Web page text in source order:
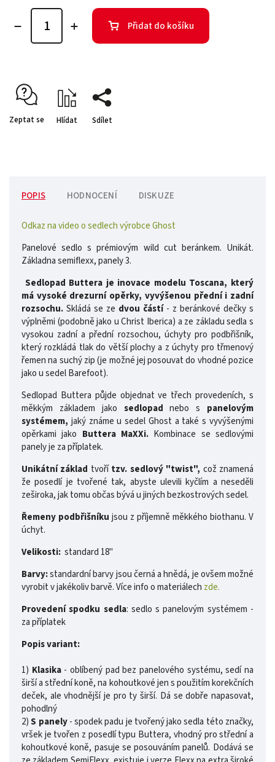
Přidat do košíku
Zeptat se Hlídat Sdílet
POPIS HODNOCENÍ DISKUZE
Odkaz na video o sedlech výrobce Ghost
Panelové sedlo s prémiovým wild cut beránkem. Unikát.
Základna semiflexx, panely 3.
Sedlopad Buttera je inovace modelu Toscana, který
má vysoké drezurní opěrky, vyvýšenou přední i zadní
rozsochu. Skládá se ze dvou částí- z beránkové dečky s
výplněmi (podobně jako u Christ Iberica) a ze základu sedla s
vysokou zadní a přední rozsochou, úchyty pro podbřišník,
který rozkládá tlak do větší plochy a z úchyty pro třmenový
řemen na suchý zip (je možné jej posouvat do vhodné pozice
jako u sedel Barefoot).
Sedlopad Buttera půjde objednat ve třech provedeních, s
měkkým základem jako sedlopad nebo s panelovým
systémem, jaký známe u sedel Ghost a také s vyvýšenými
opěrkami jako Buttera MaXXi. Kombinace se sedlovými
panely je za příplatek.
Unikátní základ tvořítzv. sedlový "twist", což znamená
že posedlí je tvořené tak, abyste ulevili kyčlím a neseděli
zeširoka, jak tomu občas bývá u jiných bezkostrových sedel.
Řemeny podbřišníkujsou z příjemně měkkého biothanu. V
úchyt.
Velikosti: standard 18"
Barvy:standardní barvy jsou černá a hnědá, je ovšem možné
vyrobit v jakékoliv barvě. Více info o materiálech zde.
Provedení spodku sedla: sedlo s panelovým systémem -
za příplatek
Popis variant:
1) Klasika-oblíbený pad bez panelového systému, sedí na
širší a střední koně, na kohoutkové jen s použitím korekčních
deček, ale vhodnější je pro ty širší. Dá se dobře napasovat,
pohodlný
2)S panely- spodek padu je tvořený jako sedla této značky,
vršek je tvořen z posedlí typu Buttera, vhodný pro střední a
kohoutkové koně, pasuje se posouváním panelů. Dodává se